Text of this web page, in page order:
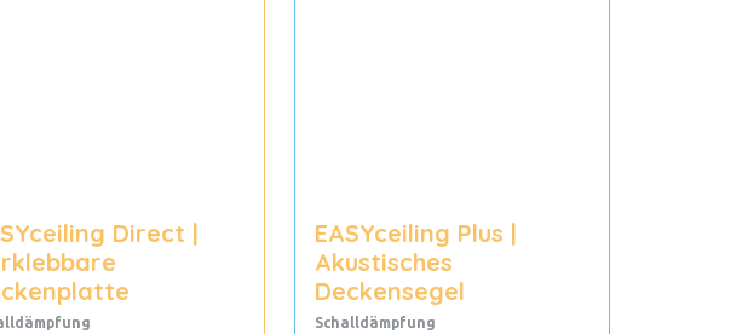
Direct |
EASYceiling Plus |
Akustisches
Deckensegel
Schalldämpfung